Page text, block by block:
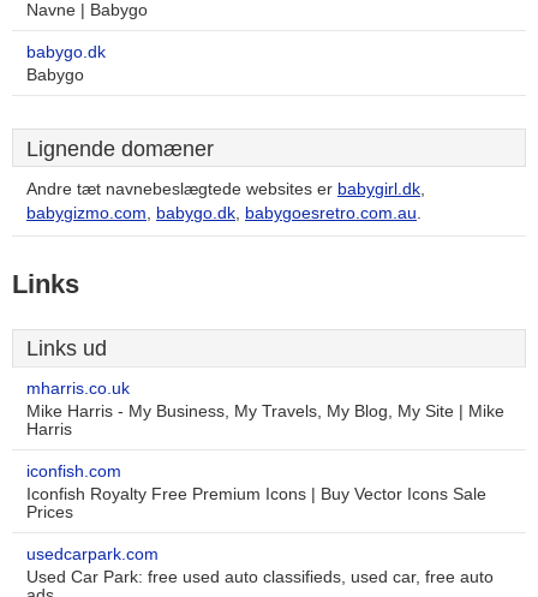
Navne | Babygo
babygo.dk
Babygo
Lignende domæner
Andre tæt navnebeslægtede websites er babygirl.dk,
babygizmo.com, babygo.dk, babygoesretro.com.au.
Links
Links ud
mharris.co.uk
Mike Harris - My Business, My Travels, My Blog, My Site | Mike
Harris
iconfish.com
Iconfish Royalty Free Premium Icons | Buy Vector Icons Sale
Prices
usedcarpark.com
Used Car Park: free used auto classifieds, used car, free auto